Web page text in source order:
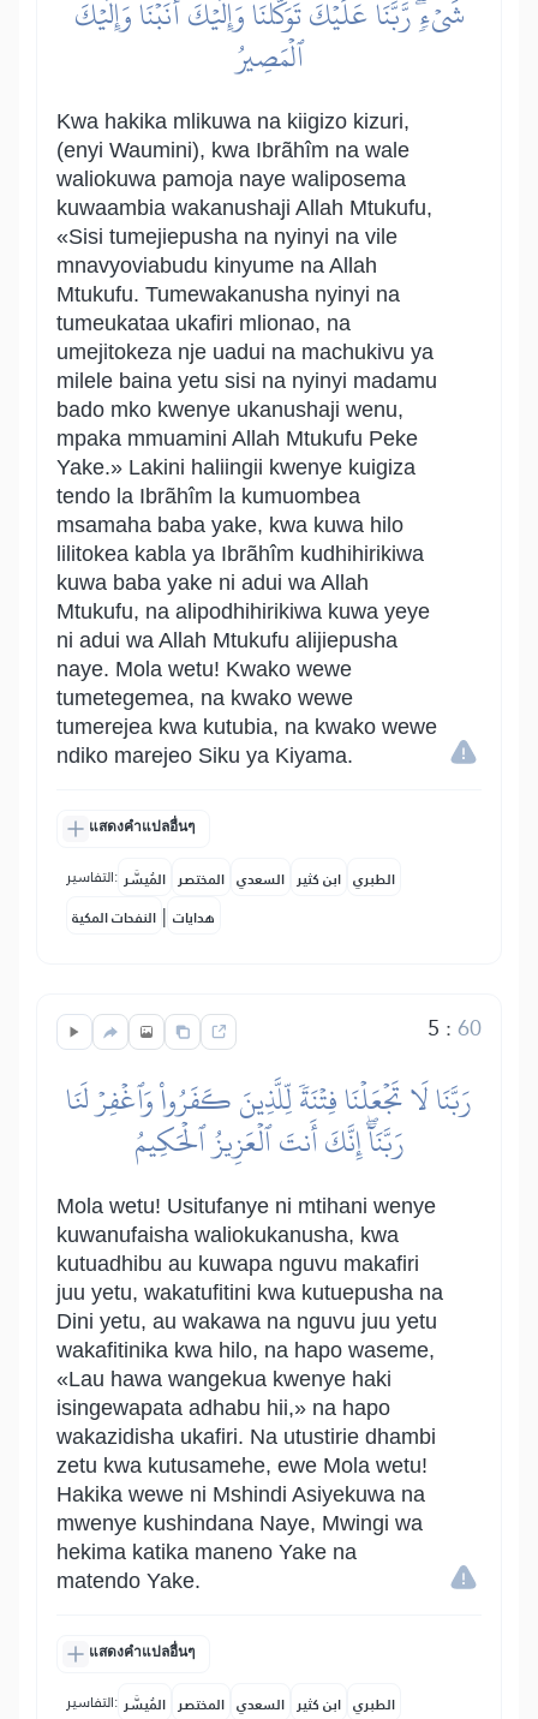
شَيۡءٖۖ رَّبَّنَا عَلَيۡكَ تَوَكَّلۡنَا وَإِلَيۡكَ أَنَبۡنَا وَإِلَيۡكَ
ٱلۡمَصِيرُ
Kwa hakika mlikuwa na kiigizo kizuri,
(enyi Waumini), kwa Ibrãhîm na wale
waliokuwa pamoja naye waliposema
kuwaambia wakanushaji Allah Mtukufu,
«Sisi tumejiepusha na nyinyi na vile
mnavyoviabudu kinyume na Allah
Mtukufu. Tumewakanusha nyinyi na
tumeukataa ukafiri mlionao, na
umejitokeza nje uadui na machukivu ya
milele baina yetu sisi na nyinyi madamu
bado mko kwenye ukanushaji wenu,
mpaka mmuamini Allah Mtukufu Peke
Yake.» Lakini haliingii kwenye kuigiza
tendo la Ibrãhîm la kumuombea
msamaha baba yake, kwa kuwa hilo
lilitokea kabla ya Ibrãhîm kudhihirikiwa
kuwa baba yake ni adui wa Allah
Mtukufu, na alipodhihirikiwa kuwa yeye
ni adui wa Allah Mtukufu alijiepusha
naye. Mola wetu! Kwako wewe
tumetegemea, na kwako wewe
tumerejea kwa kutubia, na kwako wewe
ndiko marejeo Siku ya Kiyama.
แสดงคำแปลอื่นๆ
التفاسير: المُيسَّر المختصر السعدي ابن كثير الطبري
النفحات المكية | هدايات
5 :60
رَبَّنَا لَا تَجۡعَلۡنَا فِتۡنَةٗ لِّلَّذِينَ كَفَرُواْ وَٱغۡفِرۡ لَنَا
رَبَّنَآۖ إِنَّكَ أَنتَ ٱلۡعَزِيزُ ٱلۡحَكِيمُ
Mola wetu! Usitufanye ni mtihani wenye
kuwanufaisha waliokukanusha, kwa
kutuadhibu au kuwapa nguvu makafiri
juu yetu, wakatufitini kwa kutuepusha na
Dini yetu, au wakawa na nguvu juu yetu
wakafitinika kwa hilo, na hapo waseme,
«Lau hawa wangekua kwenye haki
isingewapata adhabu hii,» na hapo
wakazidisha ukafiri. Na utustirie dhambi
zetu kwa kutusamehe, ewe Mola wetu!
Hakika wewe ni Mshindi Asiyekuwa na
mwenye kushindana Naye, Mwingi wa
hekima katika maneno Yake na
matendo Yake.
แสดงคำแปลอื่นๆ
التفاسير: المُيسَّر المختصر السعدي ابن كثير الطبري